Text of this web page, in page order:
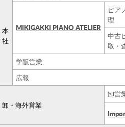
本
社
MIKIGAKKI PIANO ATELIER
ピア
理
中古
取・
学販営業
広報
卸・海外営業
卸営